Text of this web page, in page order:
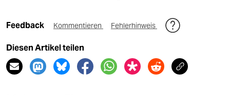
Feedback Kommentieren Fehlerhinweis
Diesen Artikel teilen